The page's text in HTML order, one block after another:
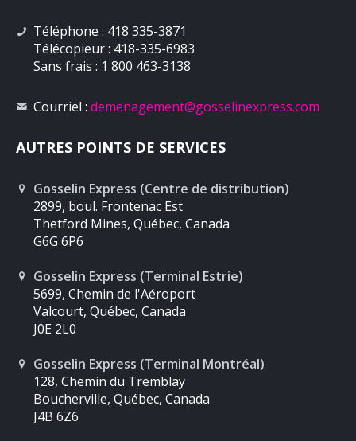
Téléphone : 418 335-3871
Télécopieur : 418-335-6983
Sans frais : 1 800 463-3138
Courriel : demenagement@gosselinexpress.com
AUTRES POINTS DE SERVICES
Gosselin Express (Centre de distribution)
2899, boul. Frontenac Est
Thetford Mines, Québec, Canada
G6G 6P6
Gosselin Express (Terminal Estrie)
5699, Chemin de l'Aéroport
Valcourt, Québec, Canada
J0E 2L0
Gosselin Express (Terminal Montréal)
128, Chemin du Tremblay
Boucherville, Québec, Canada
J4B 6Z6